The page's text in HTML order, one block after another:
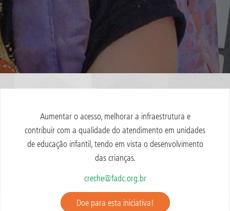
Aumentar o acesso, melhorar a infraestrutura e
contribuir com a qualidade do atendimento em unidades
de educação infantil, tendo em vista o desenvolvimento
das crianças.
creche@fadc.org.br
Doe para esta iniciativa!